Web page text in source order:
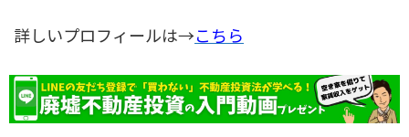
詳しいプロフィールは→こちら